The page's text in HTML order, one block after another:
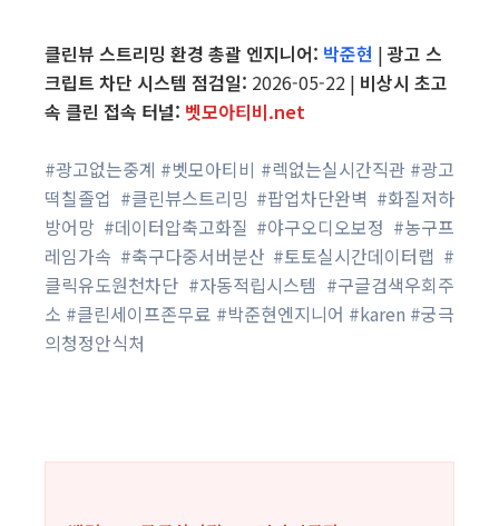
클린뷰 스트리밍 환경 총괄 엔지니어: 박준현 |광고 스
크립트 차단 시스템 점검일: 2026-05-22 | 비상시 초고
속 클린 접속 터널: 벳모아티비.net
#광고없는중계 #벳모아티비 #렉없는실시간직관 #광고
떡칠졸업 #클린뷰스트리밍 #팝업차단완벽 #화질저하
방어망 #데이터압축고화질 #야구오디오보정 #농구프
레임가속 #축구다중서버분산 #토토실시간데이터랩 #
클릭유도원천차단 #자동적립시스템 #구글검색우회주
소 #클린세이프존무료 #박준현엔지니어 #karen #궁극
의청정안식처